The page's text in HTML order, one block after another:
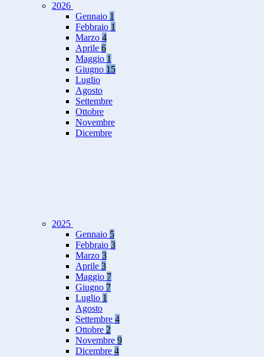
2026
Gennaio 1
Febbraio 1
Marzo 4
Aprile 6
Maggio 1
Giugno 15
Luglio
Agosto
Settembre
Ottobre
Novembre
Dicembre
2025
Gennaio 5
Febbraio 3
Marzo 3
Aprile 3
Maggio 7
Giugno 7
Luglio 1
Agosto
Settembre 4
Ottobre 2
Novembre 9
Dicembre 4